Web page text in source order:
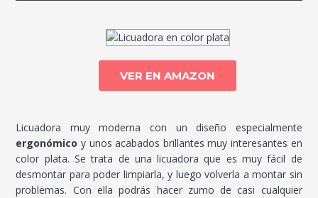
VER EN AMAZON
Licuadora muy moderna con un diseño especialmente
ergonómico y unos acabados brillantes muy interesantes en
color plata. Se trata de una licuadora que es muy fácil de
desmontar para poder limpiarla, y luego volverla a montar sin
problemas. Con ella podrás hacer zumo de casi cualquier